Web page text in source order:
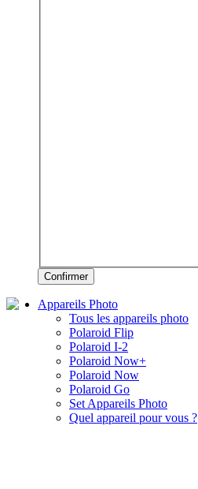
Confirmer
Appareils Photo
Tous les appareils photo
Polaroid Flip
Polaroid I-2
Polaroid Now+
Polaroid Now
Polaroid Go
Set Appareils Photo
Quel appareil pour vous ?